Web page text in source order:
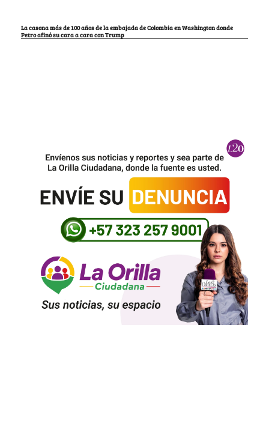
La casona más de 100 años de la embajada de Colombia en Washington donde
Petro afinó su cara a cara con Trump